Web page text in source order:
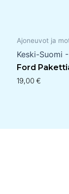
Ajoneuvot ja
Keski-Suomi
Ford
19,00 €